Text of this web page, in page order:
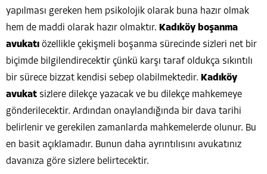
yapılması gereken hem psikolojik olarak buna hazır olmak
hem de maddi olarak hazır olmaktır. Kadıköy boşanma
avukatı özellikle çekişmeli boşanma sürecinde sizleri net bir
biçimde bilgilendirecektir çünkü karşı taraf oldukça sıkıntılı
bir sürece bizzat kendisi sebep olabilmektedir. Kadıköy
avukat sizlere dilekçe yazacak ve bu dilekçe mahkemeye
gönderilecektir. Ardından onaylandığında bir dava tarihi
belirlenir ve gerekilen zamanlarda mahkemelerde olunur. Bu
en basit açıklamadır. Bunun daha ayrıntılısını avukatınız
davanıza göre sizlere belirtecektir.